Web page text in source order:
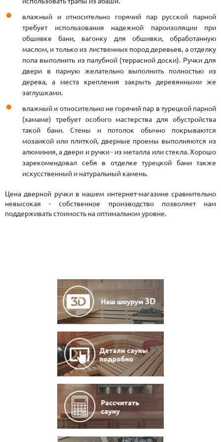
влажный и относительно горячий пар русской парной
требует использования надежной пароизоляции при
обшивке бани, вагонку для обшивки, обработанную
маслом, и только из лиственных пород деревьев, а отделку
пола выполнить из палубной (террасной доски). Ручки для
двери в парную желательно выполнить полностью из
дерева, а места крепления закрыть деревянными же
заглушками.
влажный и относительно не горячий пар в турецкой парной
(хамаме) требует особого мастерства для обустройства
такой бани. Стены и потолок обычно покрываются
мозаикой или плиткой, дверные проемы выполняются из
алюминия, а двери и ручки - из металла или стекла. Хорошо
зарекомендовал себя в отделке турецкой бани также
искусственный и натуральный камень.
Цена дверной ручки в нашем интернет-магазине сравнительно
невысокая - собственное производство позволяет нам
поддерживать стоимость на оптимальном уровне.